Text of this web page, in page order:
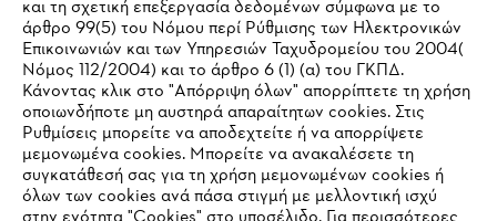
Service
Πολιτική απορρήτου Νομικό κείμενο Cookies
IHR BROWSER WIRD NICHT
UNTERSTÜTZT
Sie nutzen einen Browser, den wir noch nicht unterstützen. Für
eine optimale Nutzung unserer Seite empfehlen wir Ihnen, zu
einem der folgenden Browser zu wechseln:
και τη σχετική επεξεργασία δεδομένων σύμφωνα με το
άρθρο 99(5) του Νόμου περί Ρύθμισης των Ηλεκτρονικών
Επικοινωνιών και των Υπηρεσιών Ταχυδρομείου του 2004(
Νόμος 112/2004) και το άρθρο 6 (1) (α) του ΓΚΠΔ.
Κάνοντας κλικ στο "Απόρριψη όλων" απορρίπτετε τη χρήση
οποιωνδήποτε μη αυστηρά απαραίτητων cookies. Στις
Ρυθμίσεις μπορείτε να αποδεχτείτε ή να απορρίψετε
μεμονωμένα cookies. Μπορείτε να ανακαλέσετε τη
συγκατάθεσή σας για τη χρήση μεμονωμένων cookies ή
όλων των cookies ανά πάσα στιγμή με μελλοντική ισχύ